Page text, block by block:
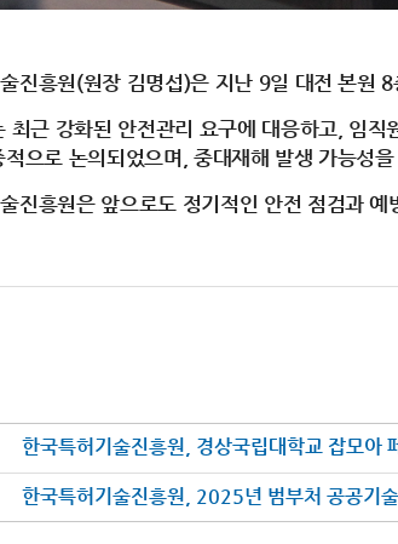
진흥원(원장 김명섭)은 지난 9일 대전 본원
최근 강화된 안전관리 요구에 대응하고, 임
적으로 논의되었으며, 중대재해 발생 가능성
진흥원은 앞으로도 정기적인 안전 점검과 예
한국특허기술진흥원, 경상국립대학교 잡모아
한국특허기술진흥원, 2025년 범부처 공공기